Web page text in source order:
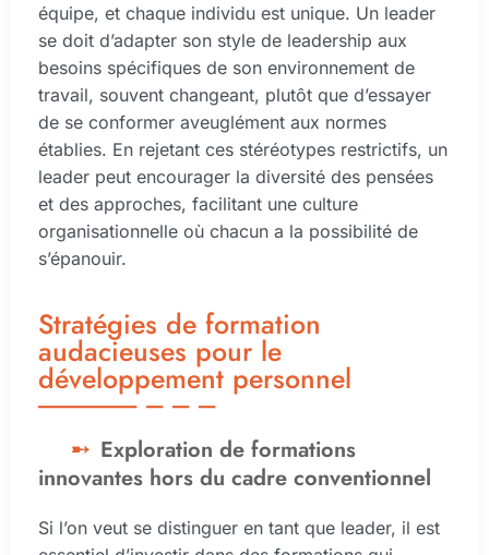
équipe, et chaque individu est unique. Un leader
se doit d’adapter son style de leadership aux
besoins spécifiques de son environnement de
travail, souvent changeant, plutôt que d’essayer
de se conformer aveuglément aux normes
établies. En rejetant ces stéréotypes restrictifs, un
leader peut encourager la diversité des pensées
et des approches, facilitant une culture
organisationnelle où chacun a la possibilité de
s’épanouir.
Stratégies de formation
audacieuses pour le
développement personnel
Exploration de formations
innovantes hors du cadre conventionnel
Si l’on veut se distinguer en tant que leader, il est